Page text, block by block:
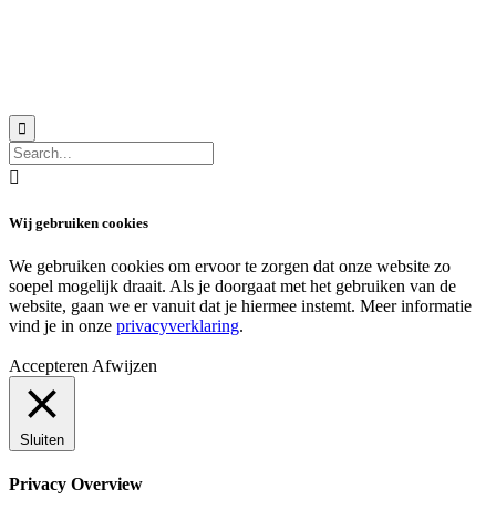


Wij gebruiken cookies
We gebruiken cookies om ervoor te zorgen dat onze website zo
soepel mogelijk draait. Als je doorgaat met het gebruiken van de
website, gaan we er vanuit dat je hiermee instemt. Meer informatie
vind je in onze privacyverklaring.
Accepteren Afwijzen
Sluiten
Privacy Overview